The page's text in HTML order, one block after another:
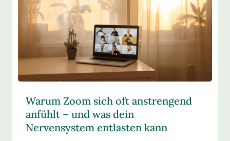
Warum Zoom sich oft anstrengend
anfühlt – und was dein
Nervensystem entlasten kann